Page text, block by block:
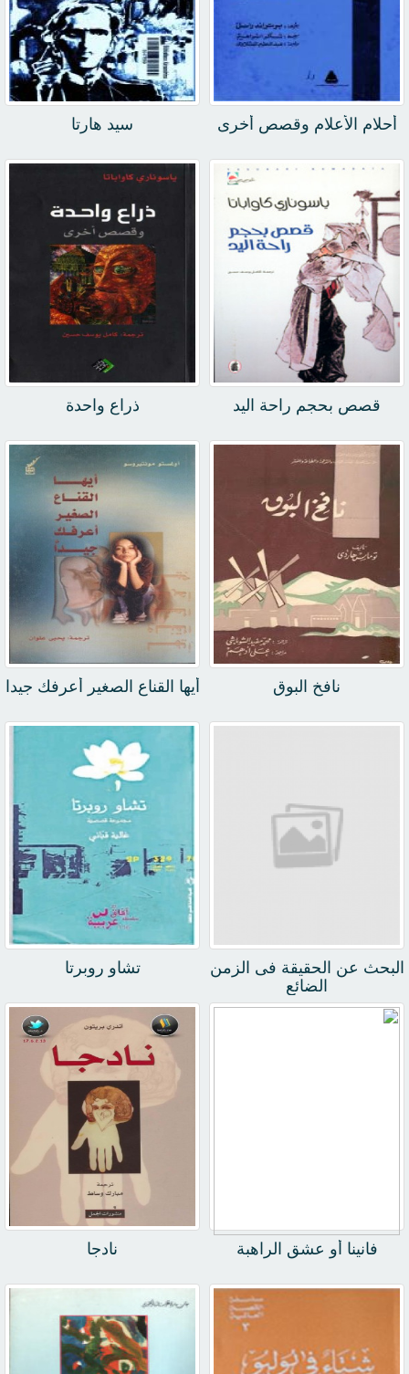
أحلام الأعلام وقصص أخرى سيد هارتا
قصص بحجم راحة اليد ذراع واحدة
نافخ البوق أيها القناع الصغير أعرفك جيدا
البحث عن الحقيقة فى الزمن
الضائع
تشاو روبرتا
فانينا أو عشق الراهبة نادجا